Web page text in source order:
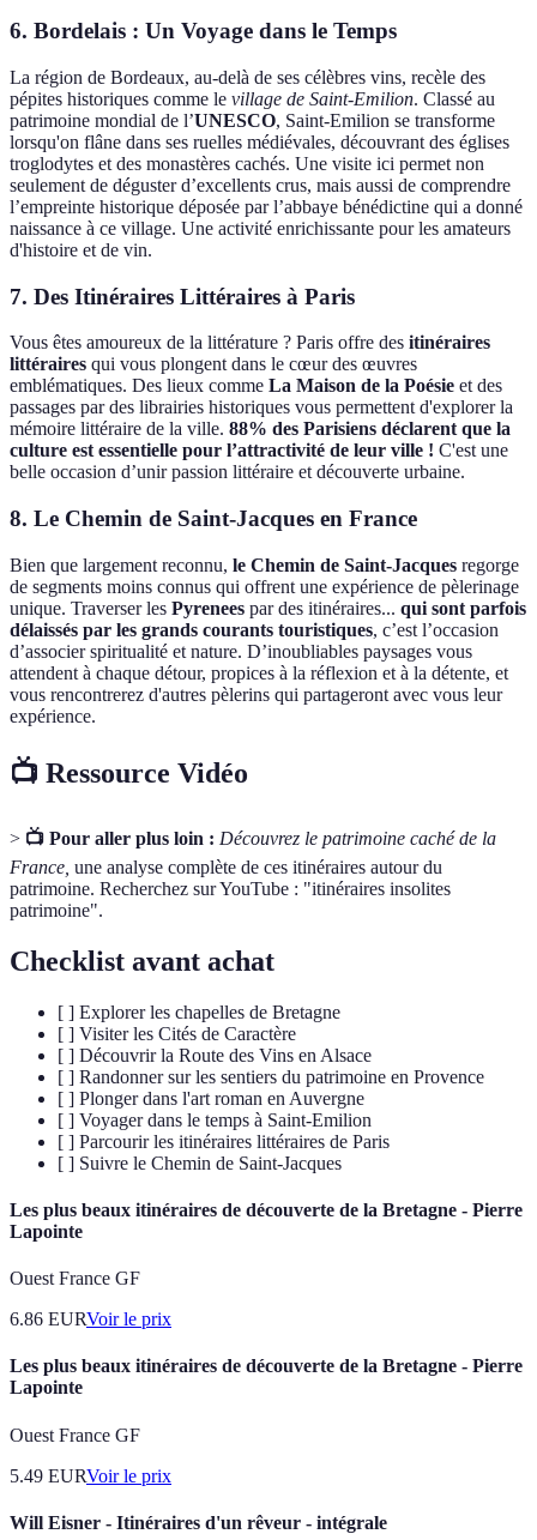
6. Bordelais : Un Voyage dans le Temps
La région de Bordeaux, au-delà de ses célèbres vins, recèle des
pépites historiques comme le village de Saint-Emilion. Classé au
patrimoine mondial de l’UNESCO, Saint-Emilion se transforme
lorsqu'on flâne dans ses ruelles médiévales, découvrant des églises
troglodytes et des monastères cachés. Une visite ici permet non
seulement de déguster d’excellents crus, mais aussi de comprendre
l’empreinte historique déposée par l’abbaye bénédictine qui a donné
naissance à ce village. Une activité enrichissante pour les amateurs
d'histoire et de vin.
7. Des Itinéraires Littéraires à Paris
Vous êtes amoureux de la littérature ? Paris offre des itinéraires
littéraires qui vous plongent dans le cœur des œuvres
emblématiques. Des lieux comme La Maison de la Poésie et des
passages par des librairies historiques vous permettent d'explorer la
mémoire littéraire de la ville. 88% des Parisiens déclarent que la
culture est essentielle pour l’attractivité de leur ville ! C'est une
belle occasion d’unir passion littéraire et découverte urbaine.
8. Le Chemin de Saint-Jacques en France
Bien que largement reconnu, le Chemin de Saint-Jacques regorge
de segments moins connus qui offrent une expérience de pèlerinage
unique. Traverser les Pyrenees par des itinéraires... qui sont parfois
délaissés par les grands courants touristiques, c’est l’occasion
d’associer spiritualité et nature. D’inoubliables paysages vous
attendent à chaque détour, propices à la réflexion et à la détente, et
vous rencontrerez d'autres pèlerins qui partageront avec vous leur
expérience.
📺 Ressource Vidéo
> 📺 Pour aller plus loin : Découvrez le patrimoine caché de la
France, une analyse complète de ces itinéraires autour du
patrimoine. Recherchez sur YouTube : "itinéraires insolites
patrimoine".
Checklist avant achat
[ ] Explorer les chapelles de Bretagne
[ ] Visiter les Cités de Caractère
[ ] Découvrir la Route des Vins en Alsace
[ ] Randonner sur les sentiers du patrimoine en Provence
[ ] Plonger dans l'art roman en Auvergne
[ ] Voyager dans le temps à Saint-Emilion
[ ] Parcourir les itinéraires littéraires de Paris
[ ] Suivre le Chemin de Saint-Jacques
Les plus beaux itinéraires de découverte de la Bretagne - Pierre
Lapointe
Ouest France GF
6.86 EURVoir le prix
Les plus beaux itinéraires de découverte de la Bretagne - Pierre
Lapointe
Ouest France GF
5.49 EURVoir le prix
Will Eisner - Itinéraires d'un rêveur - intégrale